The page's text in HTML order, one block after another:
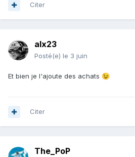
Citer
alx23
Posté(e) le 3 juin
Et bien je l'ajoute des achats 😉
Citer
The_PoP